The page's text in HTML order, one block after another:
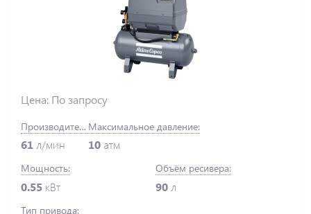
Цена: По запросу
Производительность:
61л/мин
Максимальное давление:
10 атм
Мощность:
0.55 кВт
Объём ресивера:
90 л
Тип привода: